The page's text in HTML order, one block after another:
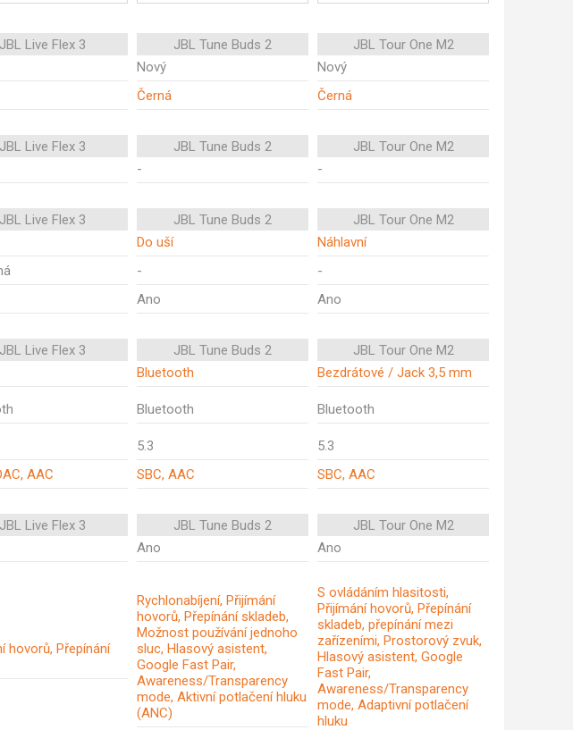
JBL Live Flex 3 JBL Tune Buds 2
JBL Tour One M2
Nový
Nový
Černá Černá
JBL Live Flex 3 JBL Tune Buds 2
JBL Tour One M2
- -
JBL Live Flex 3 JBL Tune Buds 2
JBL Tour One M2
Do uší
Náhlavní
-
-
Ano Ano
JBL Live Flex 3 JBL Tune Buds 2
JBL Tour One M2
Bluetooth
Bezdrátové / Jack 3,5 mm
Bluetooth Bluetooth
5.3
5.3
AAC SBC, AAC SBC, AAC
JBL Live Flex 3 JBL Tune Buds 2
JBL Tour One M2
Ano Ano
hovorů, Přepínání
Rychlonabíjení, Přijímání
hovorů, Přepínání skladeb,
Možnost používání jednoho
sluc, Hlasový asistent,
Google Fast Pair,
Awareness/Transparency
mode, Aktivní potlačení hluku
(ANC)
S ovládáním hlasitosti,
Přijímání hovorů, Přepínání
skladeb, přepínání mezi
zařízeními, Prostorový zvuk,
Hlasový asistent, Google
Fast Pair,
Awareness/Transparency
mode, Adaptivní potlačení
hluku